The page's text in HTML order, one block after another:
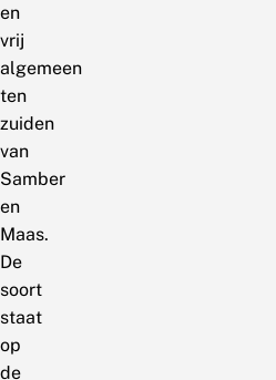
en
vrij
algemeen
ten
zuiden
van
Samber
en
Maas.
De
soort
staat
op
de